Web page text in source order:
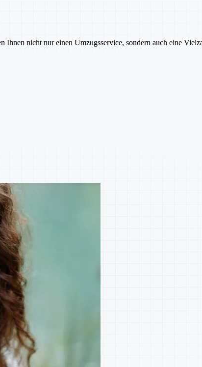
nicht nur einen Umzugsservice, sondern auch eine